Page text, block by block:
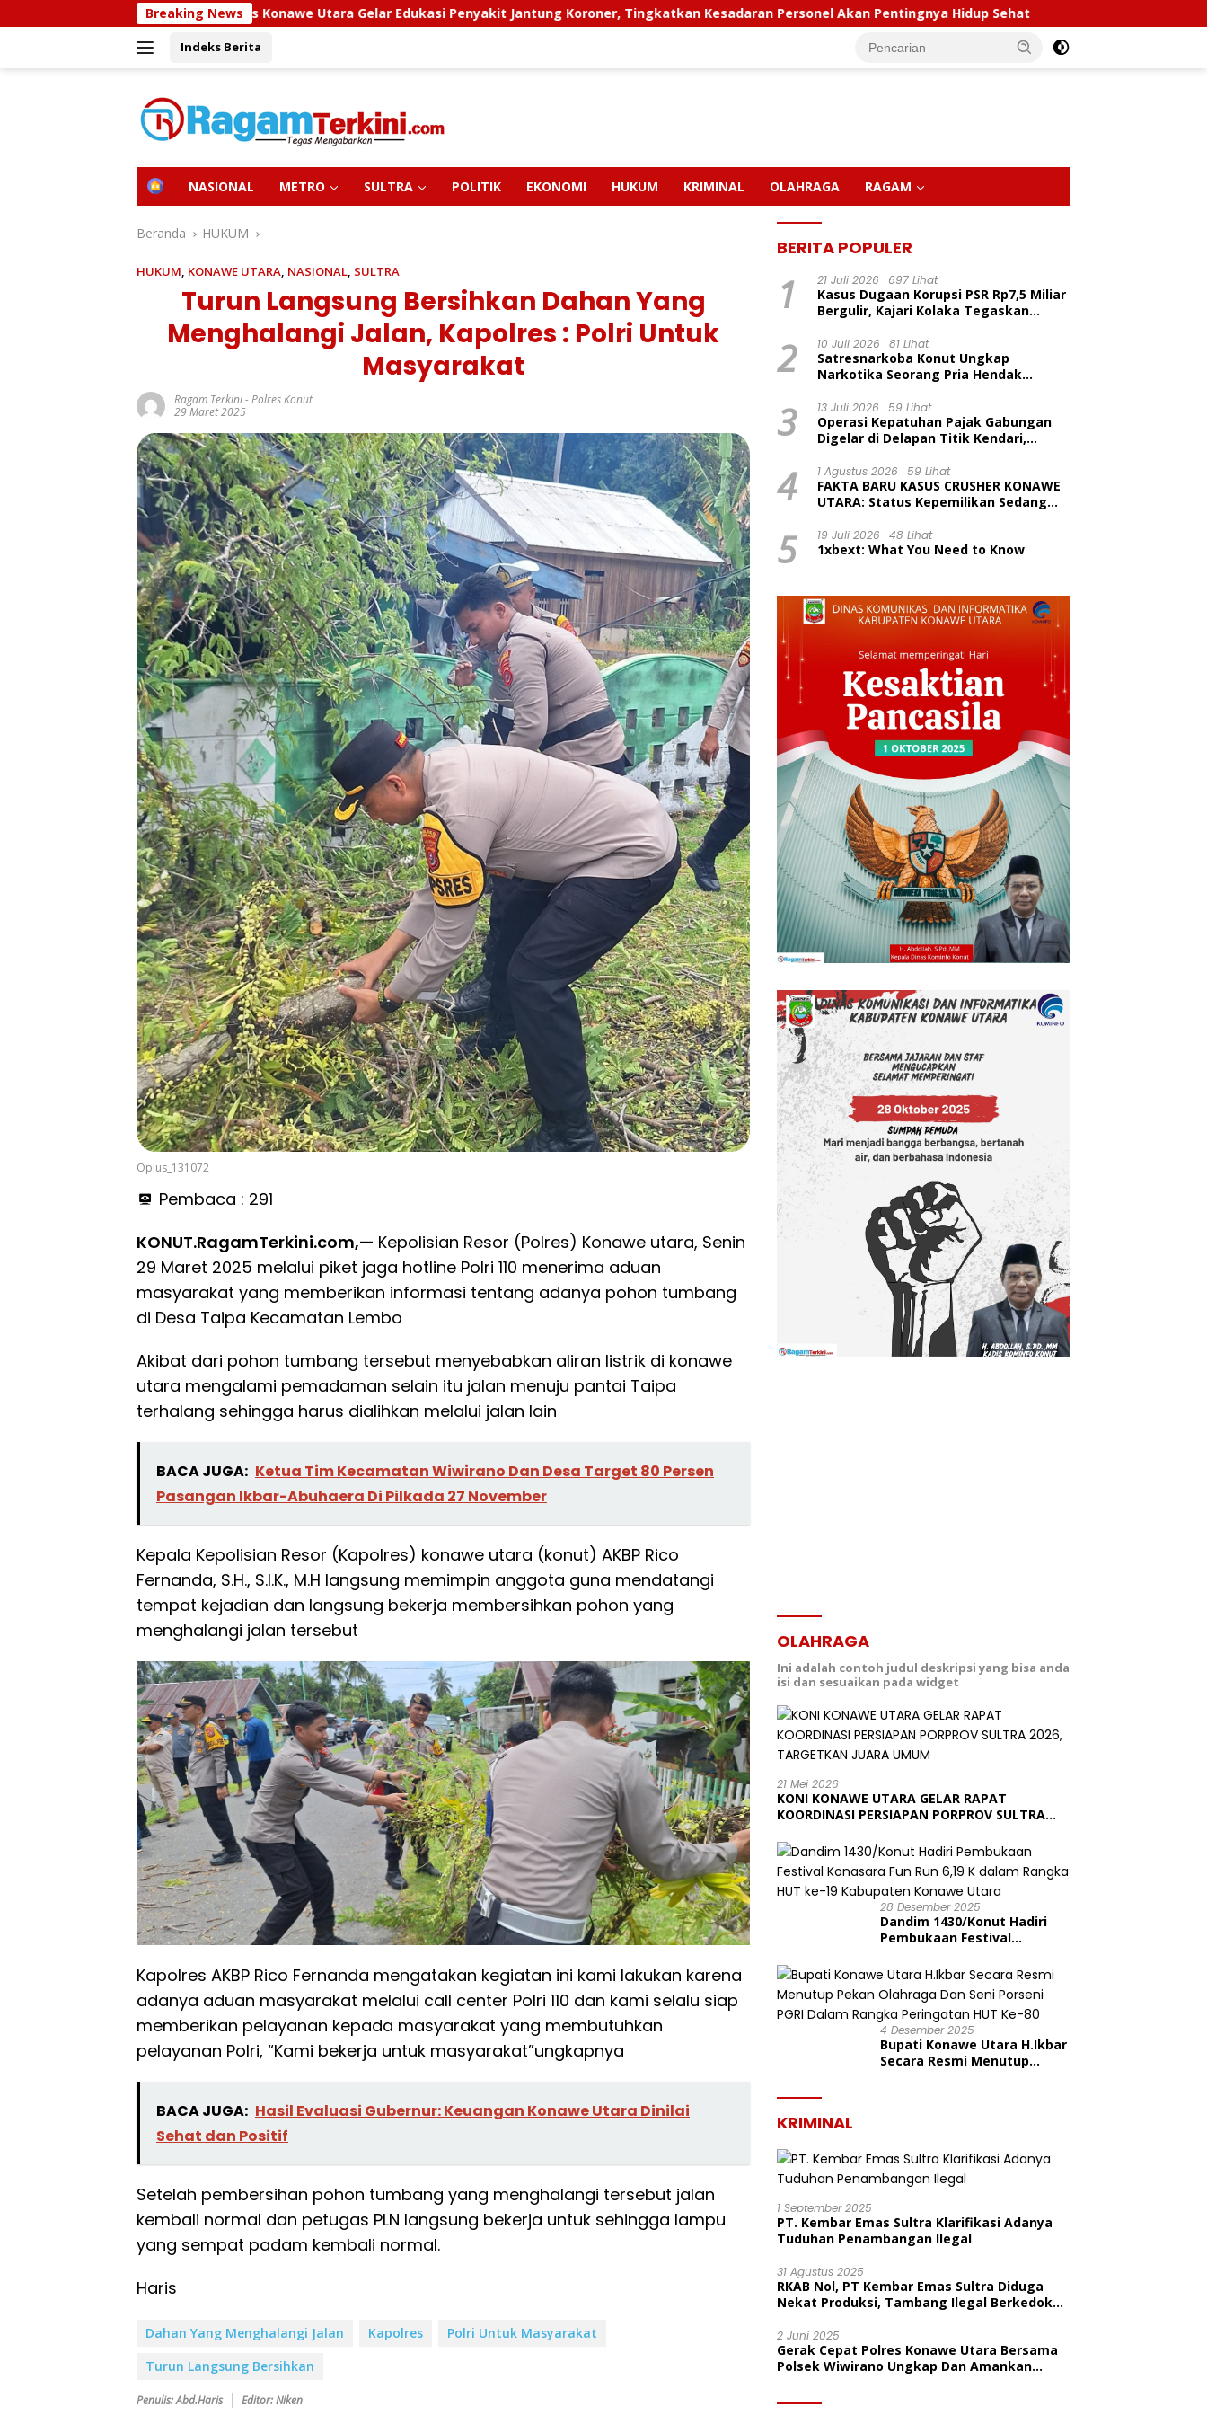
ke
Breaking News
Sidokkes Polres Konawe Utara Gelar Edukasi Penyakit Jantung Koroner, Tingkatkan Kesadaran Personel Akan Pentingnya Hidup Sehat Polda Sultra Musnahkan 5,4 Kilogram
Indeks Berita
H
E
NASIONAL METRO SULTRA POLITIK EKONOMI HUKUM KRIMINAL OLAHRAGA RAGAM
Beranda HUKUM
HUKUM, KONAWE UTARA, NASIONAL, SULTRA
Turun Langsung Bersihkan Dahan Yang
Menghalangi Jalan, Kapolres : Polri Untuk
Masyarakat
Ragam Terkini-Polres Konut
29 Maret 2025
Oplus_131072
Pembaca : 291
KONUT.RagamTerkini.com,— Kepolisian Resor (Polres) Konawe utara, Senin
29 Maret 2025 melalui piket jaga hotline Polri 110 menerima aduan
masyarakat yang memberikan informasi tentang adanya pohon tumbang
di Desa Taipa Kecamatan Lembo
Akibat dari pohon tumbang tersebut menyebabkan aliran listrik di konawe
utara mengalami pemadaman selain itu jalan menuju pantai Taipa
terhalang sehingga harus dialihkan melalui jalan lain
BACA JUGA: Ketua Tim Kecamatan Wiwirano Dan Desa Target 80 Persen
Pasangan Ikbar-Abuhaera Di Pilkada 27 November
Kepala Kepolisian Resor (Kapolres) konawe utara (konut) AKBP Rico
Fernanda, S.H., S.I.K., M.H langsung memimpin anggota guna mendatangi
tempat kejadian dan langsung bekerja membersihkan pohon yang
menghalangi jalan tersebut
Kapolres AKBP Rico Fernanda mengatakan kegiatan ini kami lakukan karena
adanya aduan masyarakat melalui call center Polri 110 dan kami selalu siap
memberikan pelayanan kepada masyarakat yang membutuhkan
pelayanan Polri, “Kami bekerja untuk masyarakat”ungkapnya
BACA JUGA: Hasil Evaluasi Gubernur: Keuangan Konawe Utara Dinilai
Sehat dan Positif
Setelah pembersihan pohon tumbang yang menghalangi tersebut jalan
kembali normal dan petugas PLN langsung bekerja untuk sehingga lampu
yang sempat padam kembali normal.
Haris
Dahan Yang Menghalangi Jalan Kapolres
Polri Untuk Masyarakat
Turun Langsung Bersihkan
Penulis: Abd.Haris Editor: Niken
BERITA POPULER
1 21 Juli 2026 697 Lihat
Kasus Dugaan Korupsi PSR Rp7,5 Miliar
Bergulir, Kajari Kolaka Tegaskan
2 10 Juli 2026 81 Lihat
Satresnarkoba Konut Ungkap
Narkotika Seorang Pria Hendak
Kecamatan Wawolesea
3 13 Juli 2026 59 Lihat
Operasi Kepatuhan Pajak Gabungan
Digelar di Delapan Titik Kendari,
dan Tertib Berlalu Lintas
4 1 Agustus 2026 59 Lihat
FAKTA BARU KASUS CRUSHER KONAWE
UTARA: Status Kepemilikan Sedang
Penetapan Tersangka Dr. Ruksamin
Dinilai Prematur
5 19 Juli 2026 48 Lihat
1xbext: What You Need to Know
OLAHRAGA
Ini adalah contoh judul deskripsi yang bisa anda
isi dan sesuaikan pada widget
21 Mei 2026
KONI KONAWE UTARA GELAR RAPAT
KOORDINASI PERSIAPAN PORPROV SULTRA
28 Desember 2025
Dandim 1430/Konut Hadiri
Pembukaan Festival
dalam Rangka HUT ke-19
Kabupaten Konawe Utara
4 Desember 2025
Bupati Konawe Utara H.Ikbar
Secara Resmi Menutup
KRIMINAL
1 September 2025
PT. Kembar Emas Sultra Klarifikasi Adanya
Tuduhan Penambangan Ilegal
31 Agustus 2025
RKAB Nol, PT Kembar Emas Sultra Diduga
Nekat Produksi, Tambang Ilegal Berkedok
2 Juni 2025
Gerak Cepat Polres Konawe Utara Bersama
Polsek Wiwirano Ungkap Dan Amankan
Morombo Pantai